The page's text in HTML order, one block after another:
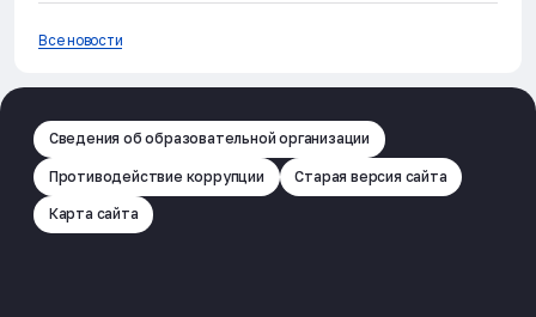
Все новости
Сведения об образовательной организации
Противодействие коррупции Старая версия сайта
Карта сайта